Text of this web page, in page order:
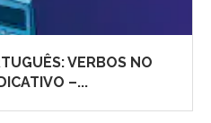
VERBOS NO
–...